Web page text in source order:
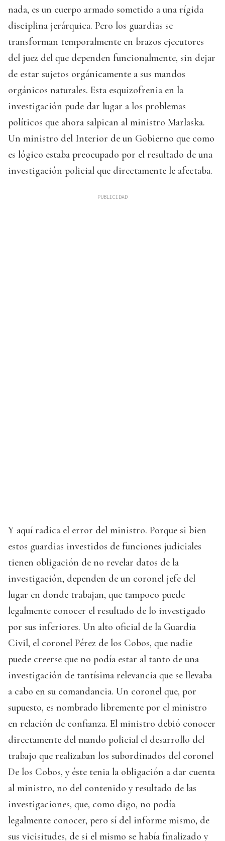
nada, es un cuerpo armado sometido a una rígida
disciplina jerárquica. Pero los guardias se
transforman temporalmente en brazos ejecutores
del juez del que dependen funcionalmente, sin dejar
de estar sujetos orgánicamente a sus mandos
orgánicos naturales. Esta esquizofrenia en la
investigación pude dar lugar a los problemas
políticos que ahora salpican al ministro Marlaska.
Un ministro del Interior de un Gobierno que como
es lógico estaba preocupado por el resultado de una
investigación policial que directamente le afectaba.
Y aquí radica el error del ministro. Porque si bien
estos guardias investidos de funciones judiciales
tienen obligación de no revelar datos de la
investigación, dependen de un coronel jefe del
lugar en donde trabajan, que tampoco puede
legalmente conocer el resultado de lo investigado
por sus inferiores. Un alto oficial de la Guardia
Civil, el coronel Pérez de los Cobos, que nadie
puede creerse que no podía estar al tanto de una
investigación de tantísima relevancia que se llevaba
a cabo en su comandancia. Un coronel que, por
supuesto, es nombrado libremente por el ministro
en relación de confianza. El ministro debió conocer
directamente del mando policial el desarrollo del
trabajo que realizaban los subordinados del coronel
De los Cobos, y éste tenia la obligación a dar cuenta
al ministro, no del contenido y resultado de las
investigaciones, que, como digo, no podía
legalmente conocer, pero sí del informe mismo, de
sus vicisitudes, de si el mismo se había finalizado y